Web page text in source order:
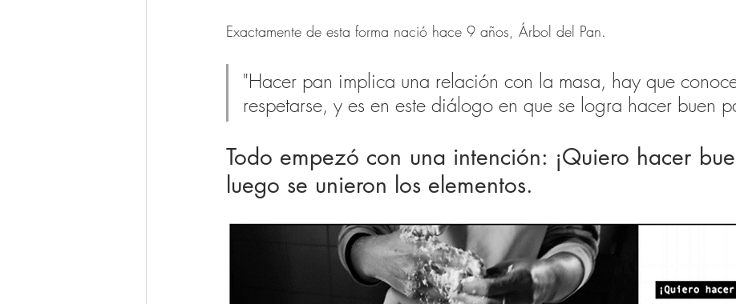
Exactamente de esta forma nació hace 9 años, Árbol del Pan.
"Hacer pan implica una relación con la masa, hay que
respetarse, y es en este diálogo en que se logra hacer buen
Todo empezó con una intención: ¡Quiero hacer
luego se unieron los elementos.